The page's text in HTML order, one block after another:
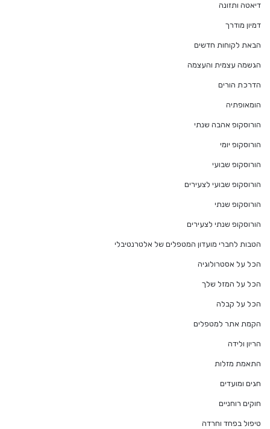
דיאטה ותזונה
דמיון מודרך
הבאת לקוחות חדשים
הגשמה עצמית והעצמה
הדרכת הורים
הומאופתיה
הורוסקופ אהבה שנתי
הורוסקופ יומי
הורוסקופ שבועי
הורוסקופ שבועי לצעירים
הורוסקופ שנתי
הורוסקופ שנתי לצעירים
הטבות לחברי מועדון המטפלים של אלטרנטיבלי
הכל על אסטרולוגיה
הכל על המזל שלך
הכל על קבלה
הקמת אתר למטפלים
הריון ולידה
התאמת מזלות
חגים ומועדים
חוקים רוחניים
טיפול בפחד וחרדה